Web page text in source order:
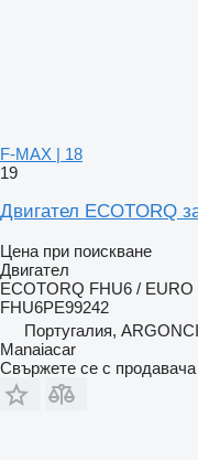
F-MAX | 18
19
Двигател ECOTORQ
Цена при поискване
Двигател
ECOTORQ FHU6 /
FHU6PE99242
Португалия,
Manaiacar
Свържете се с продавача